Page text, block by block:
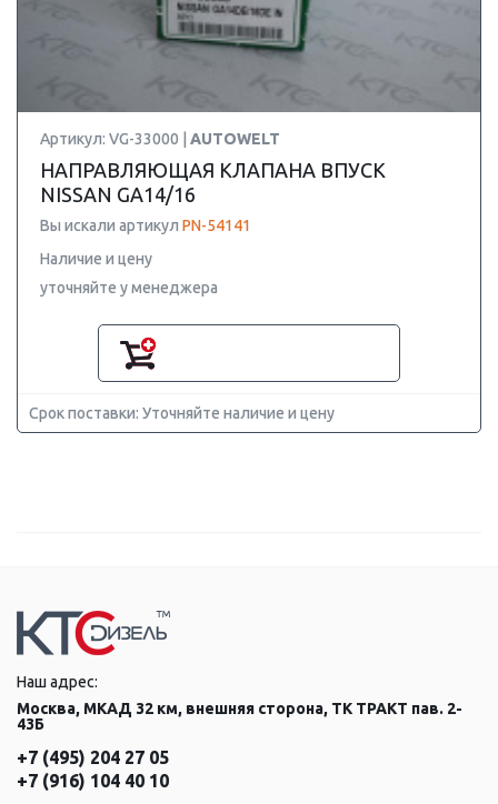
Артикул: VG-33000 | AUTOWELT
НАПРАВЛЯЮЩАЯ КЛАПАНА ВПУСК
NISSAN GA14/16
Вы искали артикул PN-54141
Наличие и цену
уточняйте у менеджера
Срок поставки: Уточняйте наличие и цену
Наш адрес:
Москва, МКАД 32 км, внешняя сторона, ТК ТРАКТ пав. 2-
43Б
+7 (495) 204 27 05
+7 (916) 104 40 10